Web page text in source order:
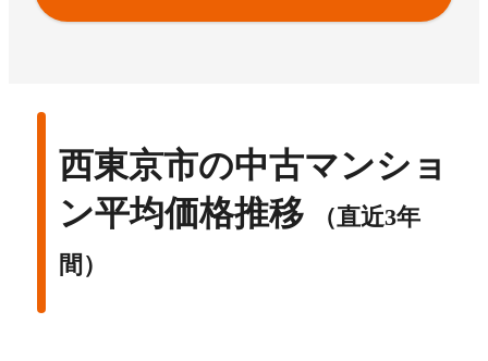
西東京市の中古マンショ
ン平均価格推移
（直近3年
間）